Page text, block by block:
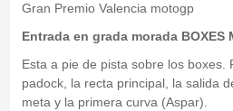
Gran Premio Valencia motogp
Entrada en grada morada BOXES
Esta a pie de pista sobre los boxes.
padock, la recta principal, la salida
meta y la primera curva (Aspar).